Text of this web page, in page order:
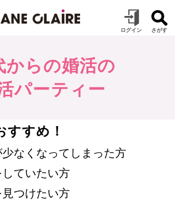
からの婚活の
パーティー
すすめ！
なくなってしまった方
ていたい方
つけたい方